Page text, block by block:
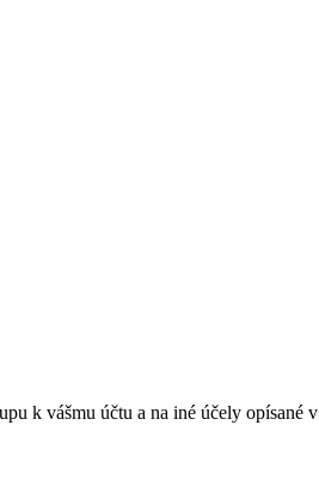
k vášmu účtu a na iné účely opísané v